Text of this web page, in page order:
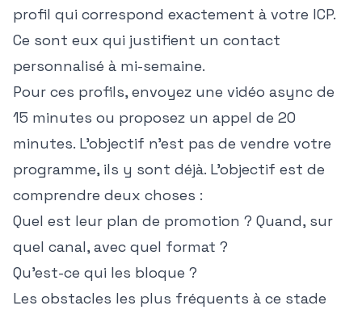
profil qui correspond exactement à votre ICP.
Ce sont eux qui justifient un contact
personnalisé à mi-semaine.
Pour ces profils, envoyez une vidéo async de
15 minutes ou proposez un appel de 20
minutes. L'objectif n'est pas de vendre votre
programme, ils y sont déjà. L'objectif est de
comprendre deux choses :
Quel est leur plan de promotion ? Quand, sur
quel canal, avec quel format ?
Qu'est-ce qui les bloque ?
Les obstacles les plus fréquents à ce stade